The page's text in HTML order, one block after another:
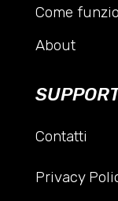
Come
About
Contatti
Privacy